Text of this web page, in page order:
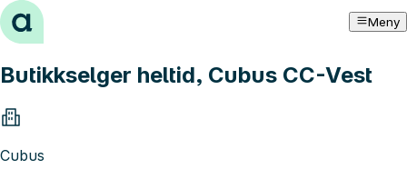
Hopp til innhold Meny
Butikkselger heltid, Cubus CC-Vest
Cubus